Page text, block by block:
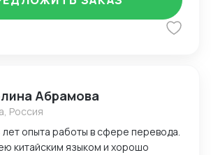
органов, обосновывая
товара). Подбор кода ТН ВЭД
рынков, оценка конкуренции).
(контракты, инвойсы,
документы).
Абрамова
Россия
опыта работы в сфере перевода.
китайским языком и хорошо